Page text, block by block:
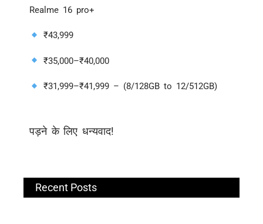
Realme 16 pro+
₹43,999
₹35,000–₹40,000
₹31,999–₹41,999 – (8/128GB to 12/512GB)
पड़ने के लिए धन्यवाद!
Recent Posts